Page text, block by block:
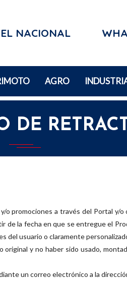
NACIONAL
AGRO
DE
o promociones a través del Portal y/
de la fecha en que se entregue el
del usuario o claramente
y no haber sido usado,
un correo electrónico a la